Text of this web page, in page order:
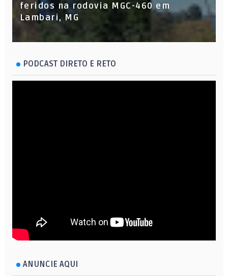
feridos na rodovia MGC-460 em
Lambari, MG
PODCAST DIRETO E RETO
ANUNCIE AQUI